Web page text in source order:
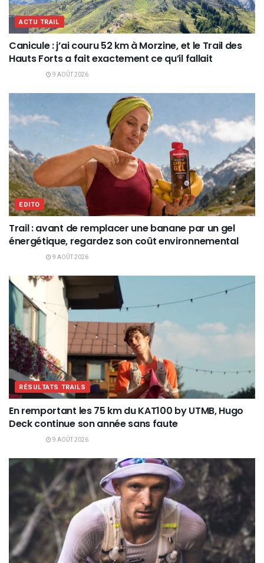
ACTU TRAIL
Canicule : j’ai couru 52 km à Morzine, et le Trail des
Hauts Forts a fait exactement ce qu’il fallait
9 AOÛT 2026
EDITO
Trail : avant de remplacer une banane par un gel
énergétique, regardez son coût environnemental
9 AOÛT 2026
RÉSULTATS TRAILS
En remportant les 75 km du KAT100 by UTMB, Hugo
Deck continue son année sans faute
9 AOÛT 2026